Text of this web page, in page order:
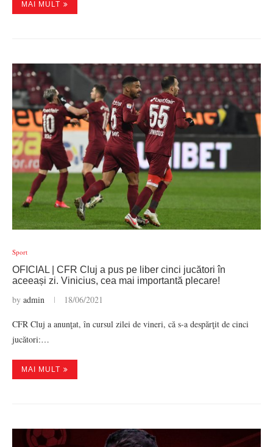
MAI MULT
Sport
OFICIAL | CFR Cluj a pus pe liber cinci jucători în
aceeași zi. Vinicius, cea mai importantă plecare!
by admin 18/06/2021
CFR Cluj a anunţat, în cursul zilei de vineri, că s-a despărţit de cinci
jucători:…
MAI MULT